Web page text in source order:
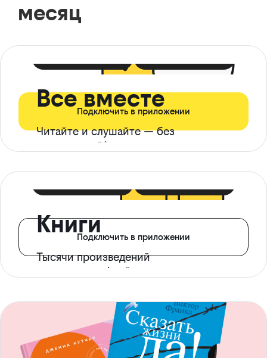
месяц
Все вместе
Читайте и слушайте — без
ограничений*
Подключить в приложении
Книги
Тысячи произведений
с доступом офлайн
Подключить в приложении